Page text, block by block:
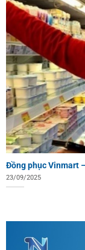
Đồng phục Vinmart
23/09/2025